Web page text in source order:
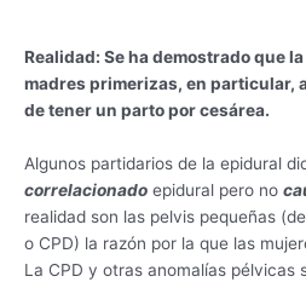
Realidad: Se ha demostrado que
madres primerizas, en particular,
de tener un parto por cesárea.
Algunos partidarios de la epidural
correlacionado epidural pero no
realidad son las pelvis pequeñas
o CPD) la razón por la que las
La CPD y otras anomalías pélvicas